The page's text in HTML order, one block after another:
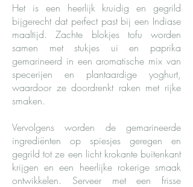
Het is een heerlijk kruidig en gegrild
bijgerecht dat perfect past bij een Indiase
maaltijd. Zachte blokjes tofu worden
samen met stukjes ui en paprika
gemarineerd in een aromatische mix van
specerijen en plantaardige yoghurt,
waardoor ze doordrenkt raken met rijke
smaken.
Vervolgens worden de gemarineerde
ingrediënten op spiesjes geregen en
gegrild tot ze een licht krokante buitenkant
krijgen en een heerlijke rokerige smaak
ontwikkelen. Serveer met een frisse